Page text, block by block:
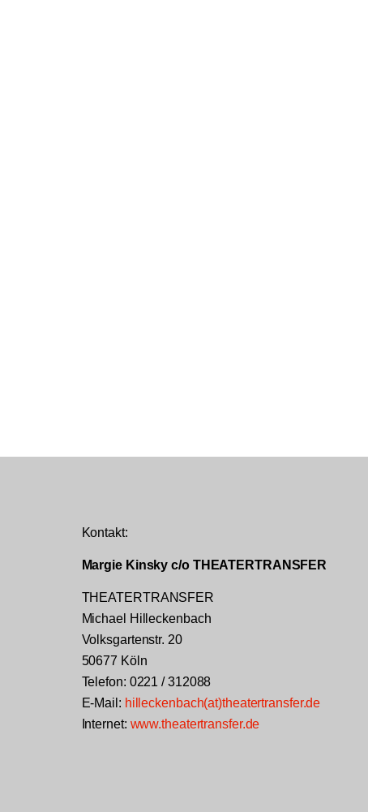
Kontakt:
Margie Kinsky c/o THEATERTRANSFER
THEATERTRANSFER
Michael Hilleckenbach
Volksgartenstr. 20
50677 Köln
Telefon: 0221 / 312088
E-Mail: hilleckenbach(at)theatertransfer.de
Internet: www.theatertransfer.de